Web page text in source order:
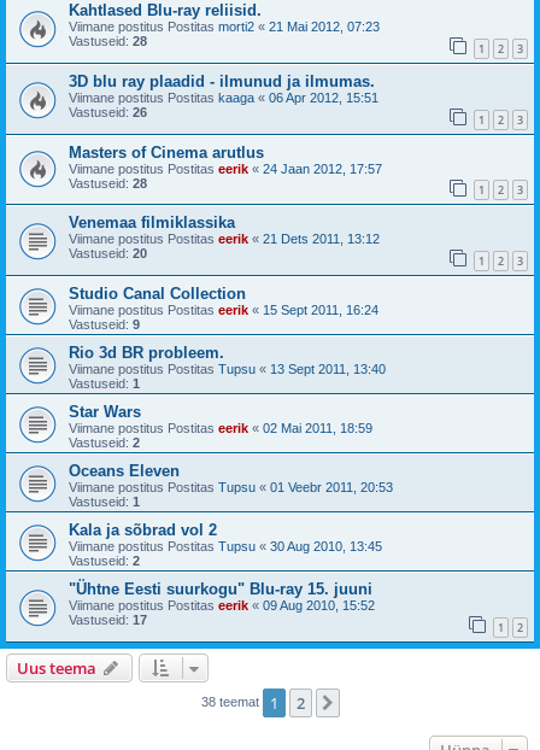
Kahtlased Blu-ray reliisid.
Viimane postitus Postitas morti2 « 21 Mai 2012, 07:23
Vastuseid: 28 1 2 3
3D blu ray plaadid - ilmunud ja ilmumas.
Viimane postitus Postitas kaaga « 06 Apr 2012, 15:51
Vastuseid: 26 1 2 3
Masters of Cinema arutlus
Viimane postitus Postitas eerik « 24 Jaan 2012, 17:57
Vastuseid: 28 1 2 3
Venemaa filmiklassika
Viimane postitus Postitas eerik « 21 Dets 2011, 13:12
Vastuseid: 20 1 2 3
Studio Canal Collection
Viimane postitus Postitas eerik « 15 Sept 2011, 16:24
Vastuseid: 9
Rio 3d BR probleem.
Viimane postitus Postitas Tupsu « 13 Sept 2011, 13:40
Vastuseid: 1
Star Wars
Viimane postitus Postitas eerik « 02 Mai 2011, 18:59
Vastuseid: 2
Oceans Eleven
Viimane postitus Postitas Tupsu « 01 Veebr 2011, 20:53
Vastuseid: 1
Kala ja sõbrad vol 2
Viimane postitus Postitas Tupsu « 30 Aug 2010, 13:45
Vastuseid: 2
"Ühtne Eesti suurkogu" Blu-ray 15. juuni
Viimane postitus Postitas eerik « 09 Aug 2010, 15:52
Vastuseid: 17 1 2
Uus teema
38 teemat 1 2